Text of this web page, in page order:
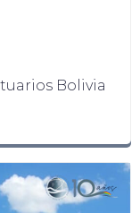
Bolivia